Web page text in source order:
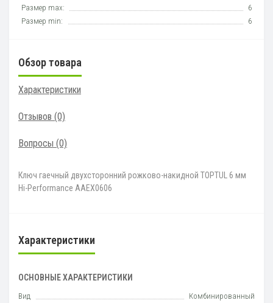
Размер max:
6
Размер min:
6
Обзор товара
Характеристики
Отзывов (0)
Вопросы (0)
Ключ гаечный двухсторонний рожково-накидной TOPTUL 6 мм
Hi-Performance AAEX0606
Характеристики
ОСНОВНЫЕ ХАРАКТЕРИСТИКИ
Вид
Комбинированный